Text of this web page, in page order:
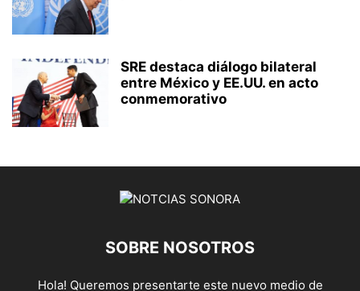
SRE destaca diálogo bilateral
entre México y EE.UU. en acto
conmemorativo
SOBRE NOSOTROS
Hola! Queremos presentarte este nuevo medio de